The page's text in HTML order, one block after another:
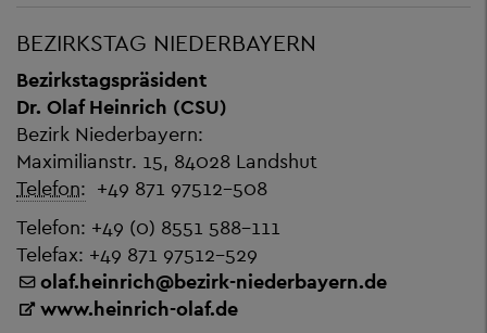
BEZIRKSTAG NIEDERBAYERN
Bezirkstagspräsident
Dr. Olaf Heinrich (CSU)
Bezirk Niederbayern:
Maximilianstr. 15, 84028 Landshut
Telefon: +49 871 97512-508
Telefon: +49 (0) 8551 588-111
Telefax: +49 871 97512-529
olaf.heinrich@bezirk-niederbayern.de
www.heinrich-olaf.de